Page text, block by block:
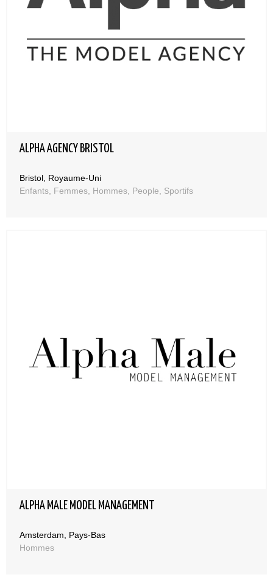
ALPHA AGENCY BRISTOL
Bristol, Royaume-Uni
Enfants, Femmes, Hommes, People, Sportifs
ALPHA MALE MODEL MANAGEMENT
Amsterdam, Pays-Bas
Hommes